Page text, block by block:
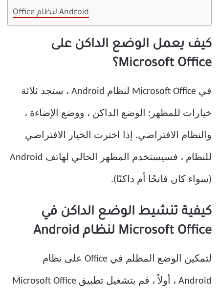
Office لنظام Android
كيف يعمل الوضع الداكن على
Microsoft Office؟
في Microsoft Office لنظام Android ، ستجد ثلاثة
خيارات للمظهر: الوضع الداكن ، ووضع الإضاءة ،
والنظام الافتراضي. إذا اخترت الخيار الافتراضي
للنظام ، فسيستخدم المظهر الحالي لهاتف Android
(سواء كان فاتحًا أم داكنًا).
كيفية تنشيط الوضع الداكن في
Microsoft Office لنظام Android
لتمكين الوضع المظلم في Office على نظام
Android ، أولاً ، قم بتشغيل تطبيق Microsoft Office